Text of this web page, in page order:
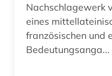
eponym (1)
etymologie (3)
fachsprache (1)
Nachschlagewerk
eines
französischen und
Bedeutungsanga...